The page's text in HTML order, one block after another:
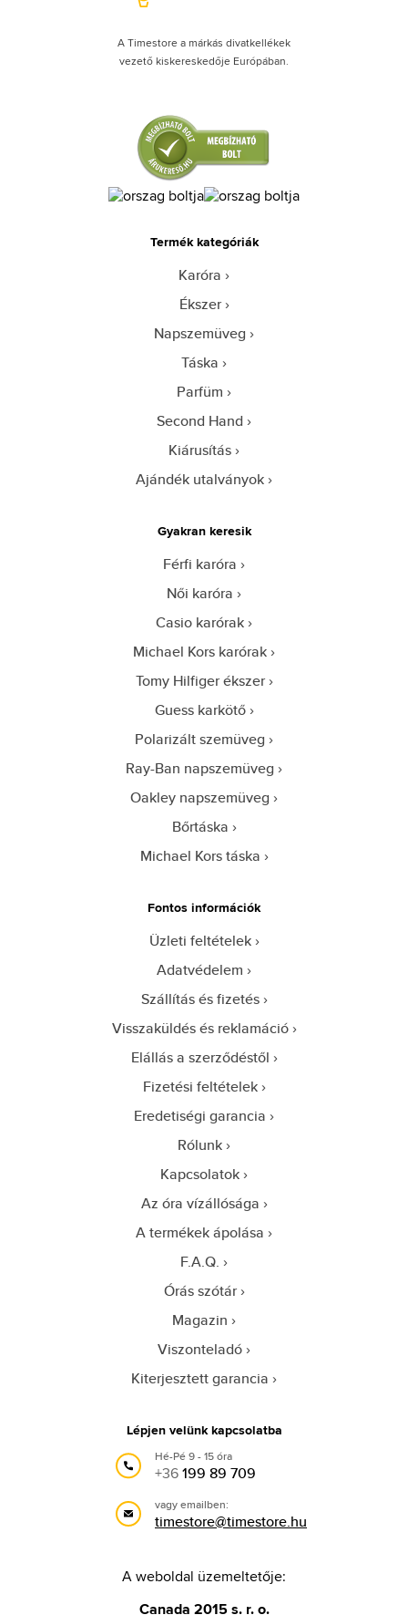
A Timestore a márkás divatkellékek
vezető kiskereskedője Európában.
Termék kategóriák
Karóra
Ékszer
Napszemüveg
Táska
Parfüm
Second Hand
Kiárusítás
Ajándék utalványok
Gyakran keresik
Férfi karóra
Női karóra
Casio karórak
Michael Kors karórak
Tomy Hilfiger ékszer
Guess karkötő
Polarizált szemüveg
Ray-Ban napszemüveg
Oakley napszemüveg
Bőrtáska
Michael Kors táska
Fontos információk
Üzleti feltételek
Adatvédelem
Szállítás és fizetés
Visszaküldés és reklamáció
Elállás a szerződéstől
Fizetési feltételek
Eredetiségi garancia
Rólunk
Kapcsolatok
Az óra vízállósága
A termékek ápolása
F.A.Q.
Órás szótár
Magazin
Viszonteladó
Kiterjesztett garancia
Lépjen velünk kapcsolatba
Hé-Pé 9 - 15 óra
+36199 89 709
vagy emailben:
timestore@timestore.hu
A weboldal üzemeltetője:
Canada 2015 s. r. o.